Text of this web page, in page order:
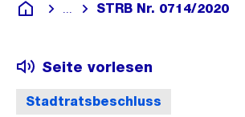
Deutsch
Blende alle Breadcrumbs ein
STRB Nr. 0714/2020
Stadtratsbeschluss
Seite vorlesen